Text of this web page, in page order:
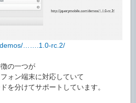
demos/…….1.0-rc.2/
の一つが
ォン端末に対応していて
を分けてサポートしています。